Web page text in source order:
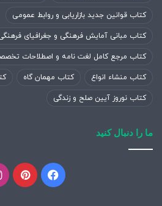
کتاب قوانین جدید بازاریابی و روابط عمومی
کتاب مبانی آمایش فرهنگی و جغرافیای
کتاب مرجع کامل لغت نامه و اصطلاحات
کتاب منشاء انواع کتاب مهمان گاه
کتاب نوروز آیین صلح و زندگی
ما را دنبال کنید
فیسبوک